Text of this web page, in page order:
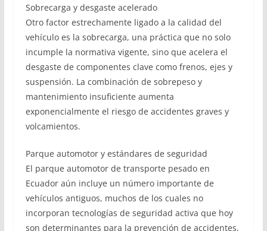
Sobrecarga y desgaste acelerado
Otro factor estrechamente ligado a la calidad del
vehículo es la sobrecarga, una práctica que no solo
incumple la normativa vigente, sino que acelera el
desgaste de componentes clave como frenos, ejes y
suspensión. La combinación de sobrepeso y
mantenimiento insuficiente aumenta
exponencialmente el riesgo de accidentes graves y
volcamientos.
Parque automotor y estándares de seguridad
El parque automotor de transporte pesado en
Ecuador aún incluye un número importante de
vehículos antiguos, muchos de los cuales no
incorporan tecnologías de seguridad activa que hoy
son determinantes para la prevención de accidentes,